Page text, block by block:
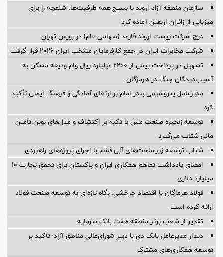
سازمان منطقه آزاد اروند با بسیج همه ظرفیت‌ها، شلمچه را برای
میزبانی از زائران اربعین آماده کرد
درج شرکت زیست اروند فارمد (سهامی عام) در بورس تهران
شرکت مخابرات ایران در جمع کارفرمایان منتخب ایران ۲۰۲۶ قرار گرفت
تسهیل در پرداخت بیش از ۲۲۰۰ میلیارد ریال وام ودیعه مسکن به
آسیب‌دیدگان جنگ در هرمزگان
مدیرعامل پتروشیمی بندر امام بر ارتقای آمادگی و فرهنگ ایمنی تأکید
کرد
توسعه زنجیره صنعت مس با تکیه بر اکتشاف و مدل‌های نوین تأمین
مالی شتاب می‌گیرد
شتاب توسعه زیرساخت‌های آبی قشم با اجرای پروژه‌های راهبردی
امضای یادداشت تفاهم همکاری ایران و پاکستان برای تحقق تجارت ۱۰
میلیارد دلاری
فولاد هرمزگان با اقتصاد چرخشی، نگاه تازه‌ای به توسعه صنعت فولاد
ارائه کرده است
تقدیر از شعب برتر منطقه هفت بانک سرمایه
دیدار مدیرعامل بانک دی با دبیر شورای‌عالی مناطق آزاد؛ تأکید بر
توسعه همکاری‌های مشترک